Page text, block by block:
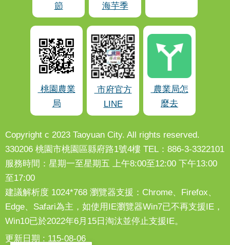
節
海芋季
桃園農業
局
市府官方
LINE
農業局怎
麼去
Copyright c 2023 Taoyuan City. All rights reserved.
330206 桃園市桃園區縣府路1號4樓 TEL：886-3-3322101
服務時間：星期一至星期五 上午8:00至12:00 下午13:00
至17:00
建議解析度 1024*768 瀏覽器支援：Chrome、Firefox、
Edge、Safari為主，如使用IE瀏覽器Win7已不再支援IE，
Win10已於2022年6月15日淘汰並停止支援IE。
更新日期
115-08-06